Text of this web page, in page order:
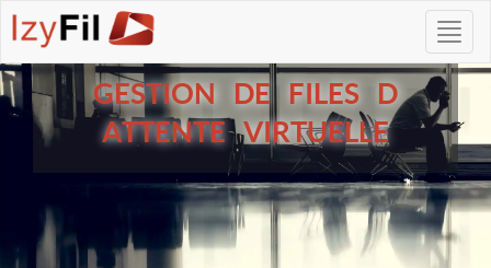
GESTION DE FILES D
ATTENTE VIRTUELLE